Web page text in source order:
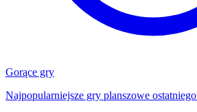
Gorące gry
Najpopularniejsze gry planszowe